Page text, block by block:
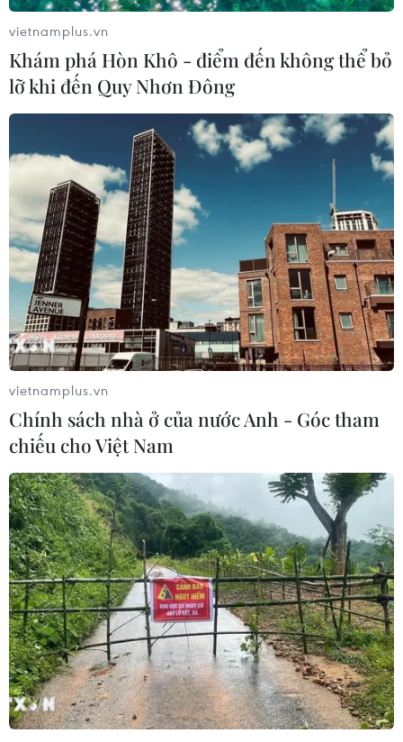
TIN CÙNG CHUYÊN MỤC
HLV Kim Sang-sik: 'Tôi mong Đình
Bắc vươn xa hơn tầm Đông Nam Á'
07/08/2026 16:54
vietnamplus.vn
Khám phá Hòn Khô - điểm đến không thể bỏ
lỡ khi đến Quy Nhơn Đông
vietnamplus.vn
Chính sách nhà ở của nước Anh - Góc tham
chiếu cho Việt Nam